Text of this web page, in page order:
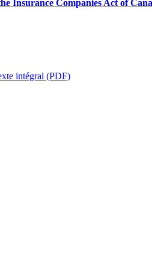
Insurance Companies Act of
intégral (PDF)